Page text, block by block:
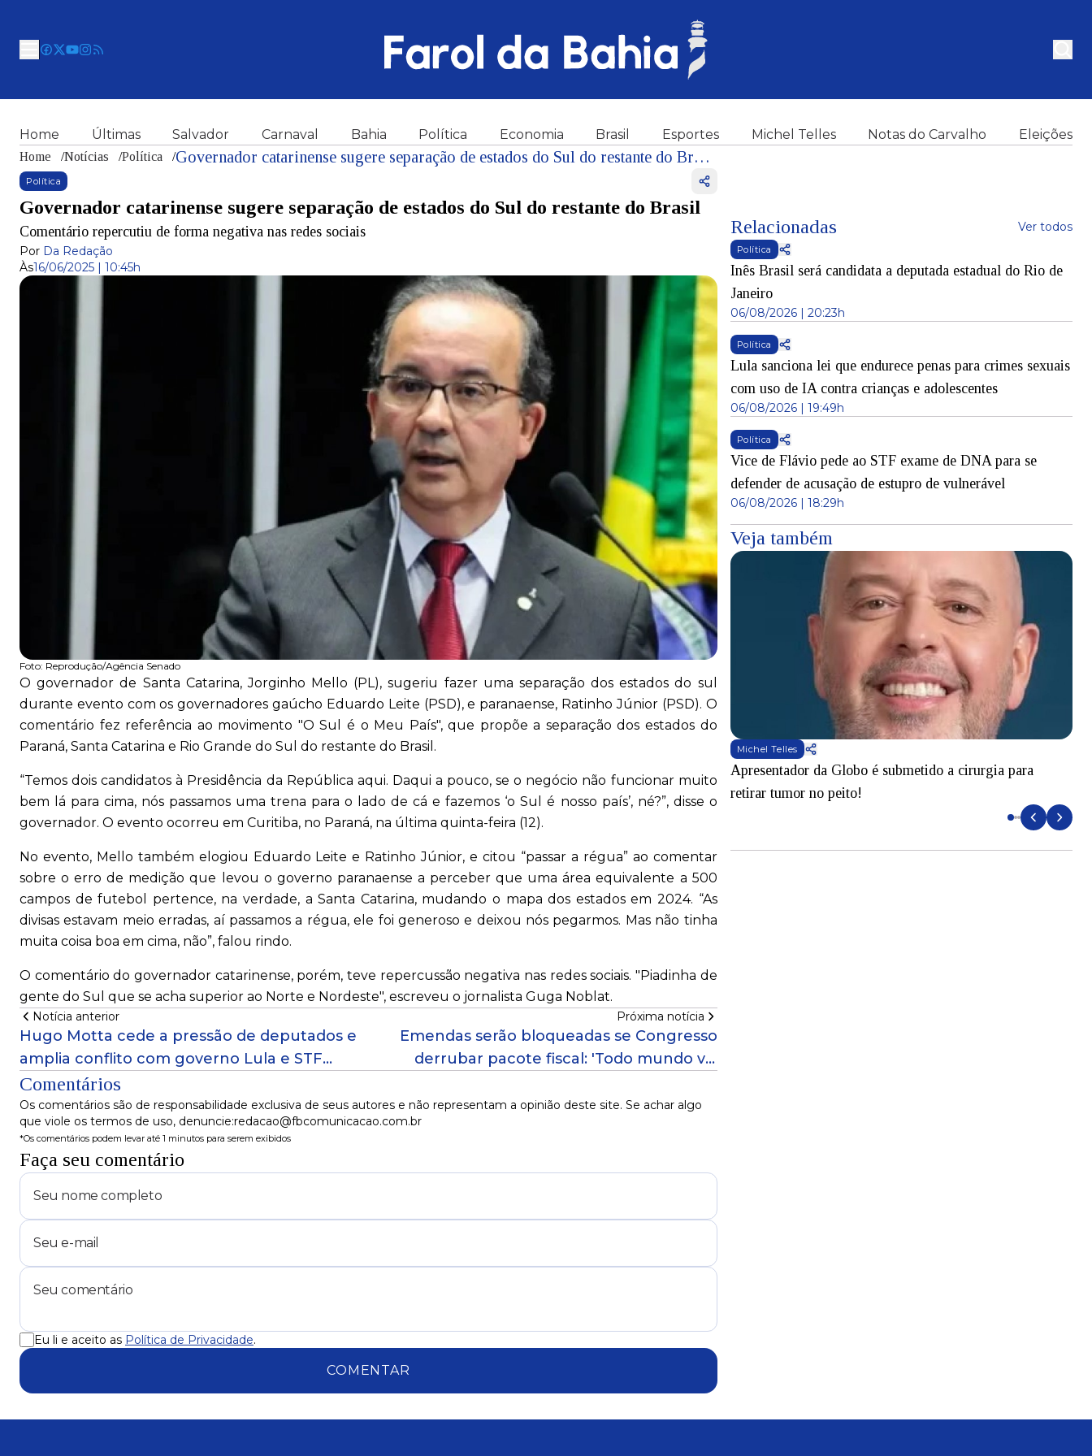
Home Últimas Salvador Carnaval Bahia Política Economia Brasil Esportes Michel Telles Notas do Carvalho Eleições
Home /Notícias /Política / Governador catarinense sugere separação de estados do Sul do restante do Brasil
Política
Governador catarinense sugere separação de estados do Sul do restante do Brasil
Comentário repercutiu de forma negativa nas redes sociais
Por Da Redação
Às16/06/2025 | 10:45h
Foto: Reprodução/Agência Senado
O governador de Santa Catarina, Jorginho Mello (PL), sugeriu fazer uma separação dos estados do sul
durante evento com os governadores gaúcho Eduardo Leite (PSD), e paranaense, Ratinho Júnior (PSD). O
comentário fez referência ao movimento "O Sul é o Meu País", que propõe a separação dos estados do
Paraná, Santa Catarina e Rio Grande do Sul do restante do Brasil.
“Temos dois candidatos à Presidência da República aqui. Daqui a pouco, se o negócio não funcionar muito
bem lá para cima, nós passamos uma trena para o lado de cá e fazemos ‘o Sul é nosso país’, né?”, disse o
governador. O evento ocorreu em Curitiba, no Paraná, na última quinta-feira (12).
No evento, Mello também elogiou Eduardo Leite e Ratinho Júnior, e citou “passar a régua” ao comentar
sobre o erro de medição que levou o governo paranaense a perceber que uma área equivalente a 500
campos de futebol pertence, na verdade, a Santa Catarina, mudando o mapa dos estados em 2024. “As
divisas estavam meio erradas, aí passamos a régua, ele foi generoso e deixou nós pegarmos. Mas não tinha
muita coisa boa em cima, não”, falou rindo.
O comentário do governador catarinense, porém, teve repercussão negativa nas redes sociais. "Piadinha de
gente do Sul que se acha superior ao Norte e Nordeste", escreveu o jornalista Guga Noblat.
Notícia anterior
Hugo Motta cede a pressão de deputados e
amplia conflito com governo Lula e STF
após lua de mel
Próxima notícia
Emendas serão bloqueadas se Congresso
derrubar pacote fiscal: 'Todo mundo vai
Comentários
Os comentários são de responsabilidade exclusiva de seus autores e não representam a opinião deste site. Se achar algo
que viole os termos de uso, denuncie:redacao@fbcomunicacao.com.br
*Os comentários podem levar até 1 minutos para serem exibidos
Faça seu comentário
Eu li e aceito as Política de Privacidade.
COMENTAR
Relacionadas Ver todos
Política
Inês Brasil será candidata a deputada estadual do Rio de
Janeiro
06/08/2026 | 20:23h
Política
Lula sanciona lei que endurece penas para crimes sexuais
com uso de IA contra crianças e adolescentes
06/08/2026 | 19:49h
Política
Vice de Flávio pede ao STF exame de DNA para se
defender de acusação de estupro de vulnerável
06/08/2026 | 18:29h
Veja também
Michel Telles
Apresentador da Globo é submetido a cirurgia para
retirar tumor no peito!